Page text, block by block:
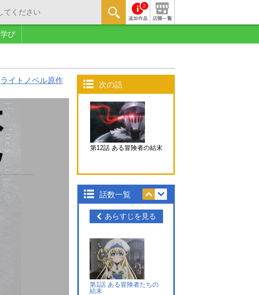
2
学び
ライトノベル原作
次の話
第12話 ある冒険者の結末
話数一覧
あらすじを見る
第1話 ある冒険者たちの
結末